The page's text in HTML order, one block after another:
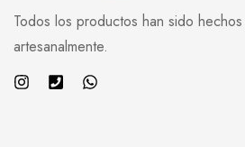
Todos los productos han sido hechos
artesanalmente.